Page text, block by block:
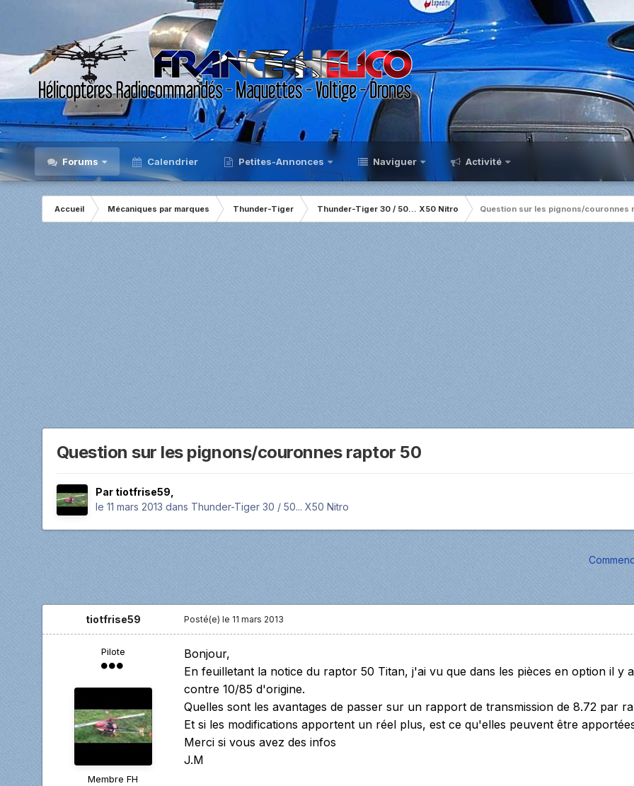
Forums Calendrier Petites-Annonces Naviguer Activité
Accueil Mécaniques par marques Thunder-Tiger Thunder-Tiger 30 / 50... X50 Nitro Question sur les pignons/couronnes
Question sur les pignons/couronnes raptor 50
Par tiotfrise59
le 11 mars 2013 dans Thunder-Tiger 30 / 50... X50 Nitro
tiotfrise59
Pilote
Membre FH
Posté(e) le 11 mars 2013
Bonjour,
En feuilletant la notice du raptor 50 Titan, j'ai vu que dans les pièces en option il y
contre 10/85 d'origine.
Quelles sont les avantages de passer sur un rapport de transmission de 8.72 par
Et si les modifications apportent un réel plus, est ce qu'elles peuvent être
Merci si vous avez des infos
J.M